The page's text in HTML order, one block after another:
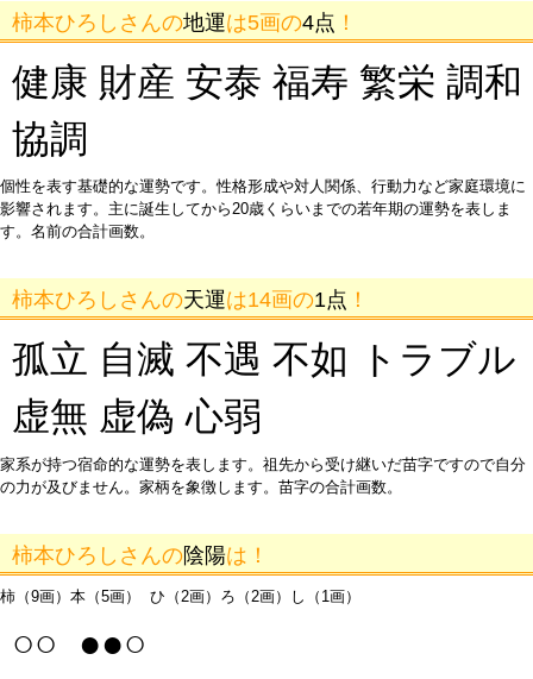
柿本ひろしさんの地運は5画の4点 ！
健康 財産 安泰 福寿 繁栄 調和
協調
個性を表す基礎的な運勢です。性格形成や対人関係、行動力など家庭環境に
影響されます。主に誕生してから20歳くらいまでの若年期の運勢を表しま
す。名前の合計画数。
柿本ひろしさんの天運は14画の1点 ！
孤立 自滅 不遇 不如 トラブル
虚無 虚偽 心弱
家系が持つ宿命的な運勢を表します。祖先から受け継いだ苗字ですので自分
の力が及びません。家柄を象徴します。苗字の合計画数。
柿本ひろしさんの陰陽は！
柿（9画）本（5画） ひ（2画）ろ（2画）し（1画）
○○ ●●○